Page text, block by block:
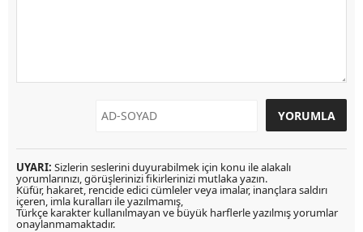
UYARI: Sizlerin seslerini duyurabilmek için konu ile alakalı
yorumlarınızı, görüşlerinizi fikirlerinizi mutlaka yazın.
Küfür, hakaret, rencide edici cümleler veya imalar, inançlara saldırı
içeren, imla kuralları ile yazılmamış,
Türkçe karakter kullanılmayan ve büyük harflerle yazılmış yorumlar
onaylanmamaktadır.